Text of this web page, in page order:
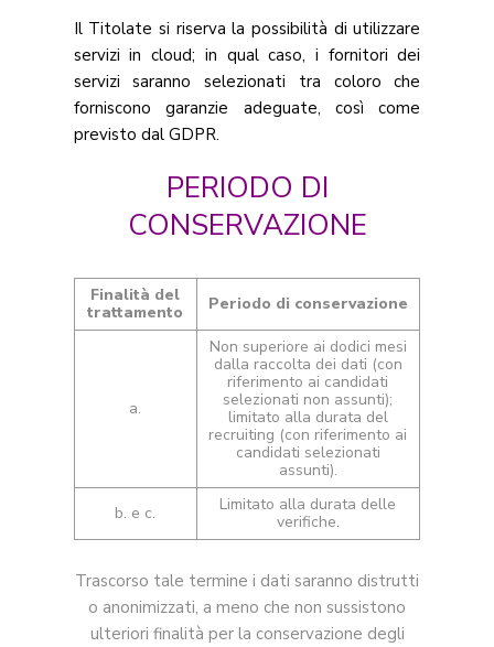
Il Titolate si riserva la possibilità di utilizzare
servizi in cloud; in qual caso, i fornitori dei
servizi saranno selezionati tra coloro che
forniscono garanzie adeguate, così come
previsto dal GDPR.
PERIODO DI
CONSERVAZIONE
Finalità del
trattamento
Periodo di conservazione
a.
Non superiore ai dodici mesi
dalla raccolta dei dati (con
riferimento ai candidati
selezionati non assunti);
limitato alla durata del
recruiting (con riferimento ai
candidati selezionati
assunti).
b. e c.
Limitato alla durata delle
verifiche.
Trascorso tale termine i dati saranno distrutti
o anonimizzati, a meno che non sussistono
ulteriori finalità per la conservazione degli